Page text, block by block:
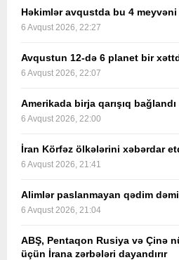
Həkimlər avqustda bu 4
6 Avqust 2026, 22:27
Avqustun 12-də 6 planet bir
6 Avqust 2026, 22:07
Amerikada birja qarışıq bağlandı
6 Avqust 2026, 22:00
İran Körfəz ölkələrini xəbərdar
6 Avqust 2026, 21:41
Alimlər paslanmayan qədim
6 Avqust 2026, 21:04
ABŞ, Pentaqon Rusiya və Çinə
üçün İrana zərbələri dayandırır